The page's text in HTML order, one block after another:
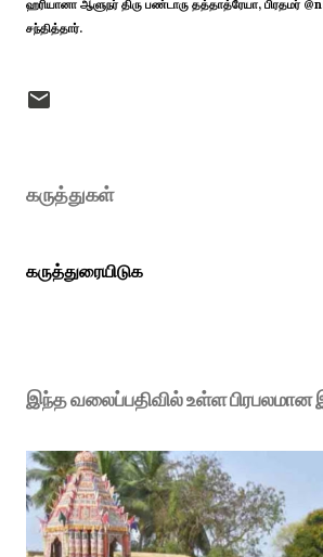
ஹரியானா ஆளுநர் திரு பண்டாரு தத்தாத்ரேயா, பிரதமர்
சந்தித்தார்.
கருத்துகள்
கருத்துரையிடுக
இந்த வலைப்பதிவில் உள்ள